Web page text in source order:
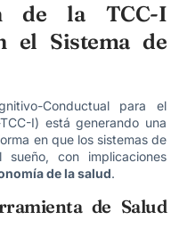
de la TCC-I
el Sistema de
Conductual para el
I) está generando una
en que los sistemas de
con implicaciones
de la salud.
de Salud